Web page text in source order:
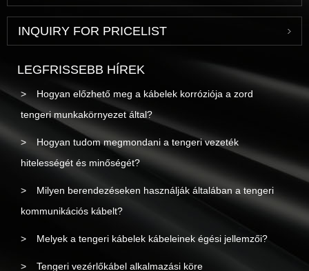
INQUIRY FOR PRICELIST
LEGFRISSEBB HÍREK
Hogyan előzhető meg a kábelek korróziója a zord
tengeri munkakörnyezet által?
Hogyan tudom megmondani a tengeri vezeték
hitelességét és minőségét?
Milyen berendezéseken használják általában a tengeri
kommunikációs kábelt?
Melyek a tengeri kábelek kábeleinek égési jellemzői?
Tengeri vezérlőkábel alkalmazási köre